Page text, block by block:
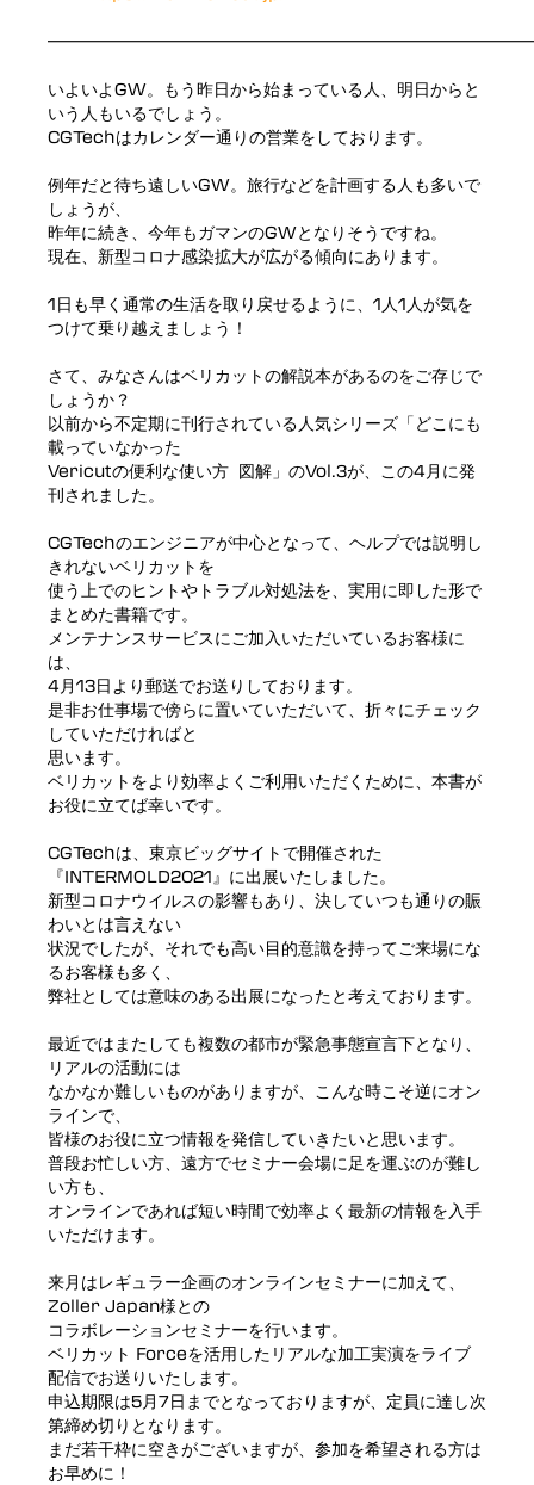
いよいよGW。もう昨日から始まっている人、明日からと
いう人もいるでしょう。
CGTechはカレンダー通りの営業をしております。
例年だと待ち遠しいGW。旅行などを計画する人も多いで
しょうが、
昨年に続き、今年もガマンのGWとなりそうですね。
現在、新型コロナ感染拡大が広がる傾向にあります。
1日も早く通常の生活を取り戻せるように、1人1人が気を
つけて乗り越えましょう！
さて、みなさんはベリカットの解説本があるのをご存じで
しょうか？
以前から不定期に刊行されている人気シリーズ「どこにも
載っていなかった
Vericutの便利な使い方 図解」のVol.3が、この4月に発
刊されました。
CGTechのエンジニアが中心となって、ヘルプでは説明し
きれないベリカットを
使う上でのヒントやトラブル対処法を、実用に即した形で
まとめた書籍です。
メンテナンスサービスにご加入いただいているお客様に
は、
4月13日より郵送でお送りしております。
是非お仕事場で傍らに置いていただいて、折々にチェック
していただければと
思います。
ベリカットをより効率よくご利用いただくために、本書が
お役に立てば幸いです。
CGTechは、東京ビッグサイトで開催された
『INTERMOLD2021』に出展いたしました。
新型コロナウイルスの影響もあり、決していつも通りの賑
わいとは言えない
状況でしたが、それでも高い目的意識を持ってご来場にな
るお客様も多く、
弊社としては意味のある出展になったと考えております。
最近ではまたしても複数の都市が緊急事態宣言下となり、
リアルの活動には
なかなか難しいものがありますが、こんな時こそ逆にオン
ラインで、
皆様のお役に立つ情報を発信していきたいと思います。
普段お忙しい方、遠方でセミナー会場に足を運ぶのが難し
い方も、
オンラインであれば短い時間で効率よく最新の情報を入手
いただけます。
来月はレギュラー企画のオンラインセミナーに加えて、
Zoller Japan様との
コラボレーションセミナーを行います。
ベリカット Forceを活用したリアルな加工実演をライブ
配信でお送りいたします。
申込期限は5月7日までとなっておりますが、定員に達し次
第締め切りとなります。
まだ若干枠に空きがございますが、参加を希望される方は
お早めに！